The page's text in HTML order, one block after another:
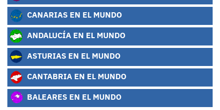
CANARIAS EN EL MUNDO
ANDALUCÍA EN EL MUNDO
ASTURIAS EN EL MUNDO
CANTABRIA EN EL MUNDO
BALEARES EN EL MUNDO